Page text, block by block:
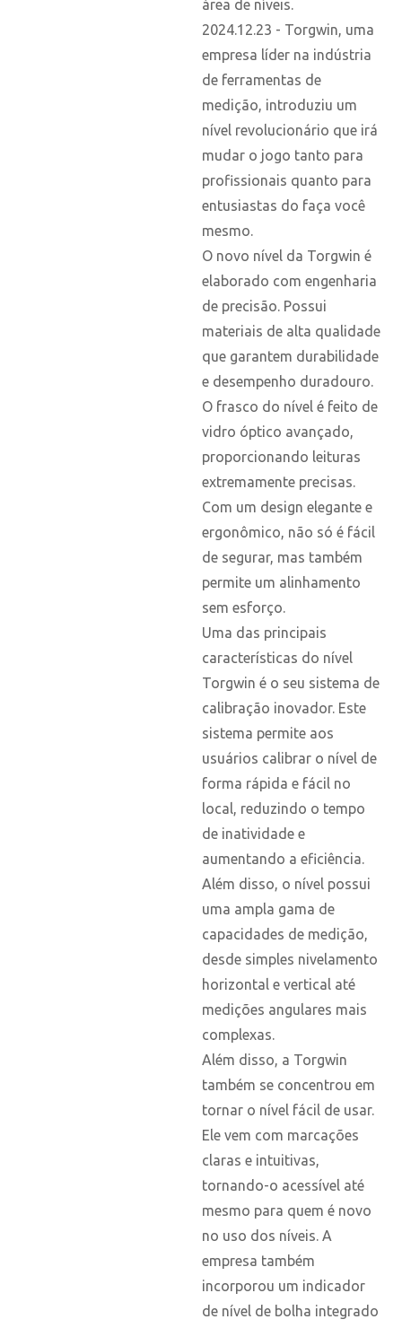
área de níveis.
2024.12.23 - Torgwin, uma
empresa líder na indústria
de ferramentas de
medição, introduziu um
nível revolucionário que irá
mudar o jogo tanto para
profissionais quanto para
entusiastas do faça você
mesmo.
O novo nível da Torgwin é
elaborado com engenharia
de precisão. Possui
materiais de alta qualidade
que garantem durabilidade
e desempenho duradouro.
O frasco do nível é feito de
vidro óptico avançado,
proporcionando leituras
extremamente precisas.
Com um design elegante e
ergonômico, não só é fácil
de segurar, mas também
permite um alinhamento
sem esforço.
Uma das principais
características do nível
Torgwin é o seu sistema de
calibração inovador. Este
sistema permite aos
usuários calibrar o nível de
forma rápida e fácil no
local, reduzindo o tempo
de inatividade e
aumentando a eficiência.
Além disso, o nível possui
uma ampla gama de
capacidades de medição,
desde simples nivelamento
horizontal e vertical até
medições angulares mais
complexas.
Além disso, a Torgwin
também se concentrou em
tornar o nível fácil de usar.
Ele vem com marcações
claras e intuitivas,
tornando-o acessível até
mesmo para quem é novo
no uso dos níveis. A
empresa também
incorporou um indicador
de nível de bolha integrado